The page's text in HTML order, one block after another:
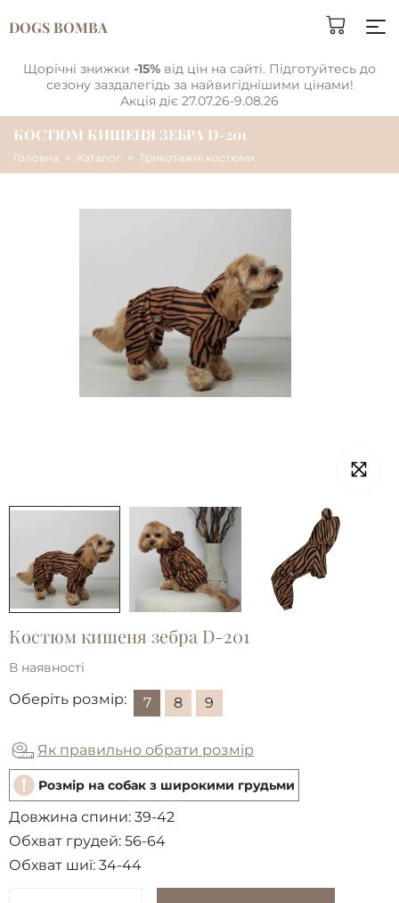
DOGS BOMBA
Щорічні знижки -15% від цін на сайті. Підготуйтесь до
сезону заздалегідь за найвигіднішими цінами!
Акція діє 27.07.26-9.08.26
КОСТЮМ КИШЕНЯ ЗЕБРА D-201
Головна Каталог Трикотажні костюми
Костюм кишеня зебра D-201
В наявності
Оберіть розмір: 7 8 9
Як правильно обрати розмір
Розмір на собак з широкими грудьми
Довжина спини: 39-42
Обхват грудей: 56-64
Обхват шиї: 34-44